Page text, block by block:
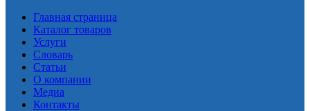
Главная страница
Каталог товаров
Услуги
Словарь
Статьи
О компании
Медиа
Контакты